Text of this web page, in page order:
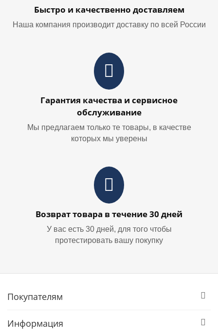
Быстро и качественно доставляем
Наша компания производит доставку по всей России
Гарантия качества и сервисное
обслуживание
Мы предлагаем только те товары, в качестве
которых мы уверены
Возврат товара в течение 30 дней
У вас есть 30 дней, для того чтобы
протестировать вашу покупку
Покупателям
Информация